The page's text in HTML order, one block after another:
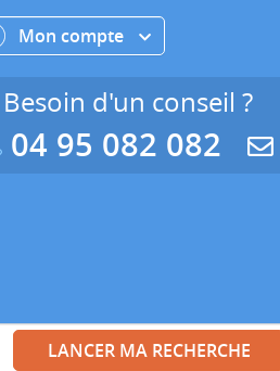
Mon compte
Besoin d'un conseil ?
04 95 082 082